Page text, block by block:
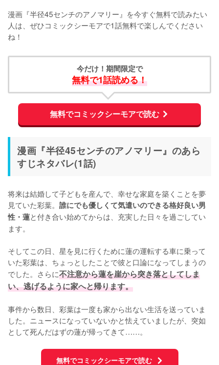
漫画『半径45センチのアノマリー』を今すぐ無料で読みたい
人は、ぜひコミックシーモアで1話無料で楽しんでください
ね！
今だけ！期間限定で
無料で1話読める！
無料でコミックシーモアで読む
漫画『半径45センチのアノマリー』のあら
すじネタバレ(1話)
将来は結婚して子どもを産んで、幸せな家庭を築くことを夢
見ていた彩葉。 誰にでも優しくて気遣いのできる格好良い男
性・蓮と付き合い始めてからは、充実した日々を過ごしてい
ます。
そしてこの日、星を見に行くために蓮の運転する車に乗って
いた彩葉は、ちょっとしたことで彼と口論になってしまうの
でした。さらに不注意から蓮を崖から突き落としてしま
い、逃げるように家へと帰ります。
事件から数日、彩葉は一度も家から出ない生活を送っていま
した。ニュースになっていないかと怯えていましたが、突如
として死んだはずの蓮が帰ってきて……。
無料でコミックシーモアで読む